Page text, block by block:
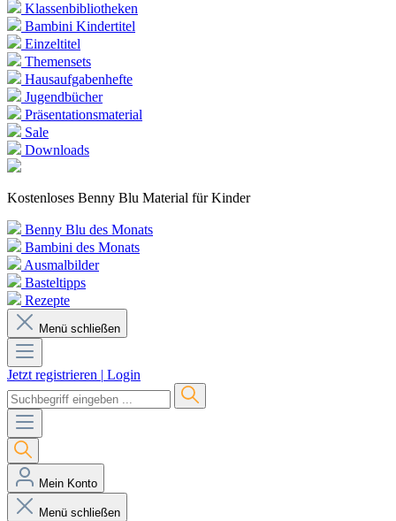
Klassenbibliotheken
Bambini Kindertitel
Einzeltitel
Themensets
Hausaufgabenhefte
Jugendbücher
Präsentationsmaterial
Sale
Downloads
Kostenloses Benny Blu Material für Kinder
Benny Blu des Monats
Bambini des Monats
Ausmalbilder
Basteltipps
Rezepte
Menü schließen
Jetzt registrieren | Login
Mein Konto
Menü schließen